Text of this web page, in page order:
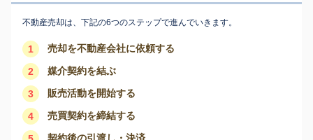
不動産売却は、下記の6つのステップで進んでいきます。
1 売却を不動産会社に依頼する
2 媒介契約を結ぶ
3 販売活動を開始する
4 売買契約を締結する